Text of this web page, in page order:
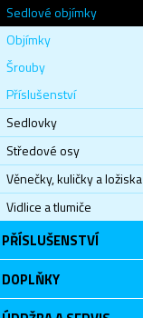
Sedlové objímky
Objímky
Šrouby
Příslušenství
Sedlovky
Středové osy
Věnečky, kuličky a ložiska
Vidlice a tlumiče
PŘÍSLUŠENSTVÍ
DOPLŇKY